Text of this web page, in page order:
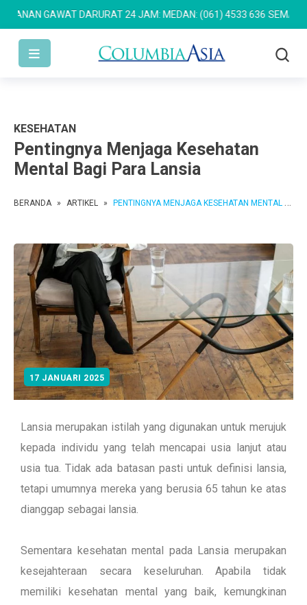
GAWAT DARURAT 24 JAM: MEDAN: (061) 4533 636 SEMARANG:
KESEHATAN
Pentingnya Menjaga Kesehatan
Mental Bagi Para Lansia
BERANDA » ARTIKEL » PENTINGNYA MENJAGA KESEHATAN MENTAL BAGI PARA LANSIA
17 JANUARI 2025
Lansia merupakan istilah yang digunakan untuk merujuk
kepada individu yang telah mencapai usia lanjut atau
usia tua. Tidak ada batasan pasti untuk definisi lansia,
tetapi umumnya mereka yang berusia 65 tahun ke atas
dianggap sebagai lansia.
Sementara kesehatan mental pada Lansia merupakan
kesejahteraan secara keseluruhan.Apabila tidak
memiliki kesehatan mental yang baik, kemungkinan